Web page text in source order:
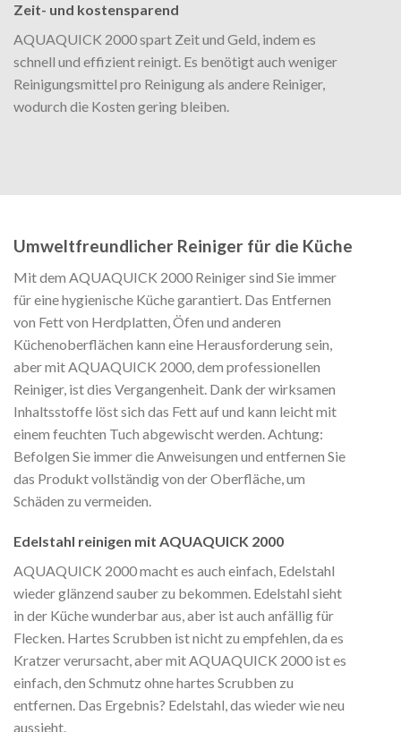
Zeit- und kostensparend
AQUAQUICK 2000 spart Zeit und Geld, indem es
schnell und effizient reinigt. Es benötigt auch weniger
Reinigungsmittel pro Reinigung als andere Reiniger,
wodurch die Kosten gering bleiben.
Umweltfreundlicher Reiniger für die Küche
Mit dem AQUAQUICK 2000 Reiniger sind Sie immer
für eine hygienische Küche garantiert. Das Entfernen
von Fett von Herdplatten, Öfen und anderen
Küchenoberflächen kann eine Herausforderung sein,
aber mit AQUAQUICK 2000, dem professionellen
Reiniger, ist dies Vergangenheit. Dank der wirksamen
Inhaltsstoffe löst sich das Fett auf und kann leicht mit
einem feuchten Tuch abgewischt werden. Achtung:
Befolgen Sie immer die Anweisungen und entfernen Sie
das Produkt vollständig von der Oberfläche, um
Schäden zu vermeiden.
Edelstahl reinigen mit AQUAQUICK 2000
AQUAQUICK 2000 macht es auch einfach, Edelstahl
wieder glänzend sauber zu bekommen. Edelstahl sieht
in der Küche wunderbar aus, aber ist auch anfällig für
Flecken. Hartes Scrubben ist nicht zu empfehlen, da es
Kratzer verursacht, aber mit AQUAQUICK 2000 ist es
einfach, den Schmutz ohne hartes Scrubben zu
entfernen. Das Ergebnis? Edelstahl, das wieder wie neu
aussieht.